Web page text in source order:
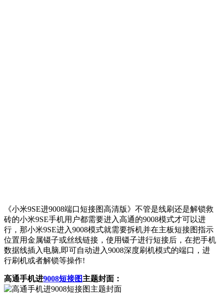
《小米9SE进9008端口短接图高清版》不管是线刷还是解锁救
砖的小米9SE手机用户都需要进入高通的9008模式才可以进
行，那小米9SE进入9008模式就需要拆机并在主板短接图指示
位置用金属镊子或丝线链接，使用镊子进行短接后，在把手机
数据线插入电脑,即可自动进入9008深度刷机模式的端口，进
行刷机或者解锁等操作!
高通手机进9008短接图主题封面：